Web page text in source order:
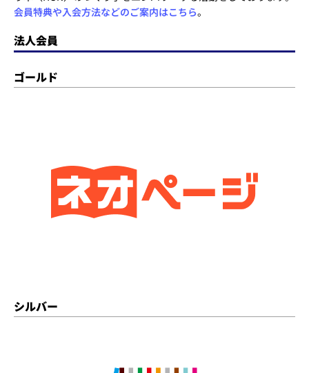
会員特典や入会方法などのご案内はこちら。
法人会員
ゴールド
シルバー